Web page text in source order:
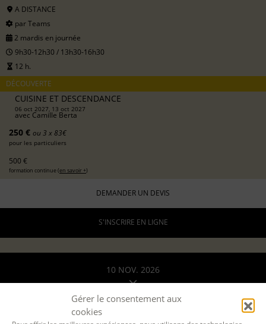
Gérer le consentement aux
cookies
A DISTANCE
par Teams
2 mardis en journée
9h30-12h30 / 13h30-16h30
12 h.
DÉCOUVERTE
CUISINE ET DESCENDANCE
06 oct 2027, 13 oct 2027
avec Camille Berta
250 € ou 3 x 83€
pour les particuliers
500 €
formation continue (en savoir +)
DEMANDER UN DEVIS
S'INSCRIRE EN LIGNE
10 NOV. 2026
A DISTANCE